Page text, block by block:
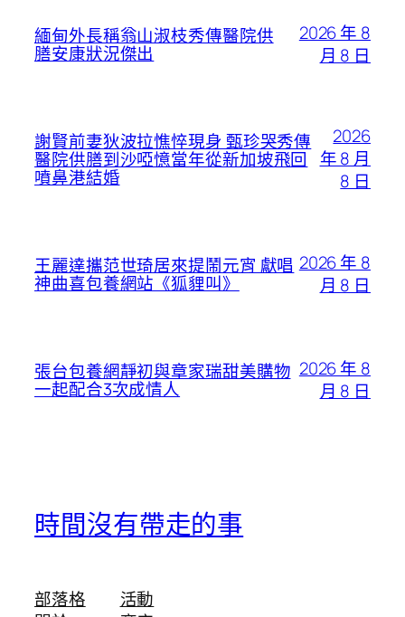
緬甸外長稱翁山淑枝秀傳醫院供
膳安康狀況傑出
2026 年 8
月 8 日
謝賢前妻狄波拉憔悴現身 甄珍哭秀傳
醫院供膳到沙啞憶當年從新加坡飛回
噴鼻港結婚
2026
年 8 月
8 日
王麗達攜范世琦居來提鬧元宵 獻唱
神曲喜包養網站《狐貍叫》
2026 年 8
月 8 日
張台包養網靜初與章家瑞甜美購物
一起配合3次成情人
2026 年 8
月 8 日
時間沒有帶走的事
部落格
活動